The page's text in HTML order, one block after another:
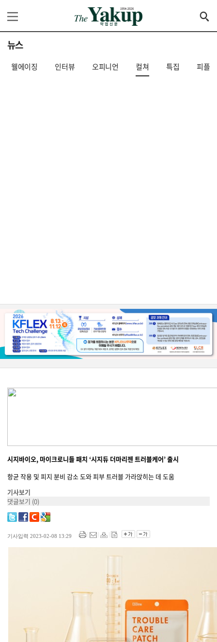
뉴스
웰에이징 인터뷰 오피니언 컬쳐 특집 피플
시지바이오, 마이크로니들 패치 ‘시지듀 더마리젠 트러블케어’ 출시
항균 작용 및 피지 분비 감소 도와 피부 트러블 가라앉히는 데 도움
기사보기
댓글보기 (0)
기사입력 2023-02-08 13:29